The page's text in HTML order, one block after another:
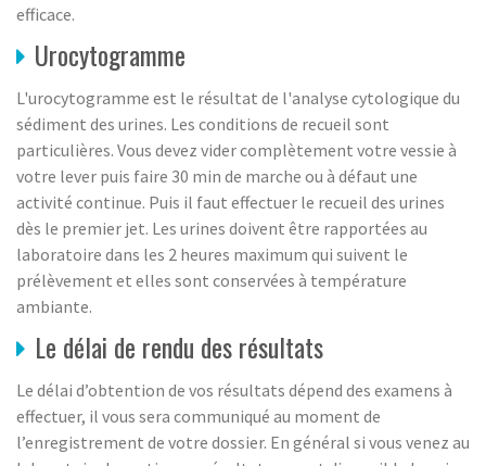
efficace.
Urocytogramme
L'urocytogramme est le résultat de l'analyse cytologique du
sédiment des urines. Les conditions de recueil sont
particulières. Vous devez vider complètement votre vessie à
votre lever puis faire 30 min de marche ou à défaut une
activité continue. Puis il faut effectuer le recueil des urines
dès le premier jet. Les urines doivent être rapportées au
laboratoire dans les 2 heures maximum qui suivent le
prélèvement et elles sont conservées à température
ambiante.
Le délai de rendu des résultats
Le délai d’obtention de vos résultats dépend des examens à
effectuer, il vous sera communiqué au moment de
l’enregistrement de votre dossier. En général si vous venez au